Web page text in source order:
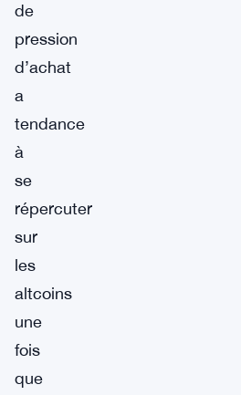
de
pression
d’achat
a
tendance
à
se
répercuter
sur
les
altcoins
une
fois
que